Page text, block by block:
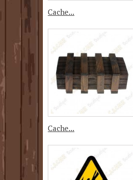
Cache...
Cache...